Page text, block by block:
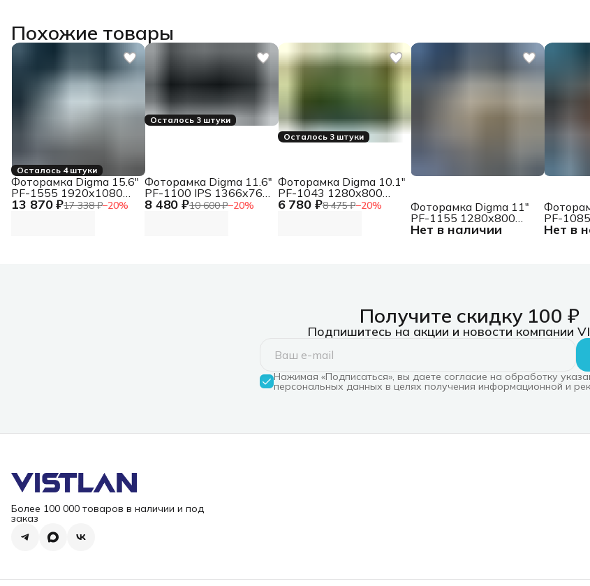
Похожие товары
Осталось 4 штуки
13 870 ₽17 338 ₽−20%
Фоторамка Digma 15.6"
PF-1555 1920x1080
белый пластик 32Gb
Осталось 3 штуки
8 480 ₽10 600 ₽−20%
Фоторамка Digma 11.6"
PF-1100 IPS 1366x768
белый пластик ПДУ
Осталось 3 штуки
6 780 ₽8 475 ₽−20%
Фоторамка Digma 10.1"
PF-1043 1280x800
белый пластик ПДУ
Нет в наличии
Фоторамка Digma 11"
PF-1155 1280x800
белый пластик 16Gb
Нет в
PF-
белый
Получите скидку 100 ₽
Подпишитесь на акции и новости компании
Нажимая «Подписаться», вы даете согласие на обработку
персональных данных в целях получения информационной и
Более 100 000 товаров в наличии и под
заказ